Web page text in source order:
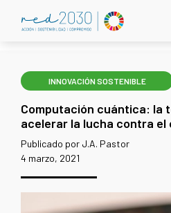
INNOVACIÓN SOSTENIBLE
Computación cuántica: la
acelerar la lucha contra el
Publicado por J.A. Pastor
4 marzo, 2021